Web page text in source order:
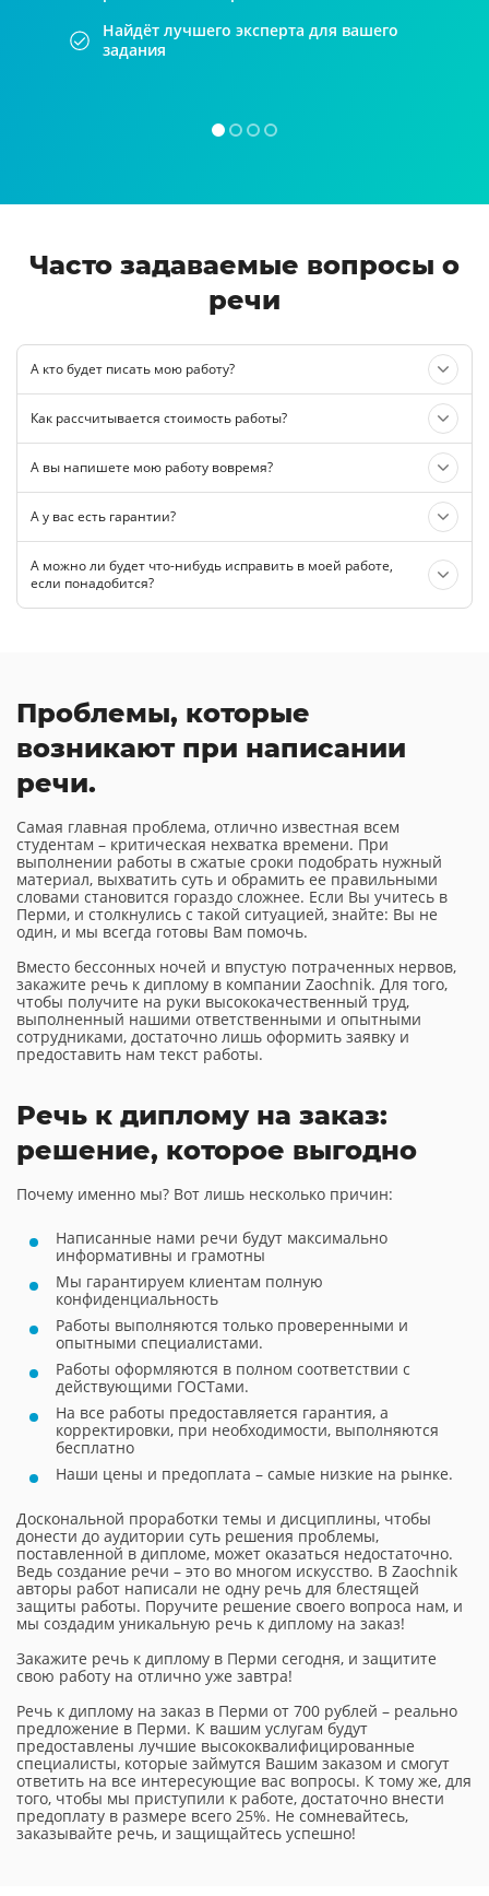
Найдёт лучшего эксперта для вашего
задания
Часто задаваемые вопросы о
речи
А кто будет писать мою работу?
Как рассчитывается стоимость работы?
А вы напишете мою работу вовремя?
А у вас есть гарантии?
А можно ли будет что-нибудь исправить в моей работе,
если понадобится?
Проблемы, которые
возникают при написании
речи.
Самая главная проблема, отлично известная всем
студентам – критическая нехватка времени. При
выполнении работы в сжатые сроки подобрать нужный
материал, выхватить суть и обрамить ее правильными
словами становится гораздо сложнее. Если Вы учитесь в
Перми, и столкнулись с такой ситуацией, знайте: Вы не
один, и мы всегда готовы Вам помочь.
Вместо бессонных ночей и впустую потраченных нервов,
закажите речь к диплому в компании Zaochnik. Для того,
чтобы получите на руки высококачественный труд,
выполненный нашими ответственными и опытными
сотрудниками, достаточно лишь оформить заявку и
предоставить нам текст работы.
Речь к диплому на заказ:
решение, которое выгодно
Почему именно мы? Вот лишь несколько причин:
Написанные нами речи будут максимально
информативны и грамотны
Мы гарантируем клиентам полную
конфиденциальность
Работы выполняются только проверенными и
опытными специалистами.
Работы оформляются в полном соответствии с
действующими ГОСТами.
На все работы предоставляется гарантия, а
корректировки, при необходимости, выполняются
бесплатно
Наши цены и предоплата – самые низкие на рынке.
Доскональной проработки темы и дисциплины, чтобы
донести до аудитории суть решения проблемы,
поставленной в дипломе, может оказаться недостаточно.
Ведь создание речи – это во многом искусство. В Zaochnik
авторы работ написали не одну речь для блестящей
защиты работы. Поручите решение своего вопроса нам, и
мы создадим уникальную речь к диплому на заказ!
Закажите речь к диплому в Перми сегодня, и защитите
свою работу на отлично уже завтра!
Речь к диплому на заказ в Перми от 700 рублей – реально
предложение в Перми. К вашим услугам будут
предоставлены лучшие высококвалифицированные
специалисты, которые займутся Вашим заказом и смогут
ответить на все интересующие вас вопросы. К тому же, для
того, чтобы мы приступили к работе, достаточно внести
предоплату в размере всего 25%. Не сомневайтесь,
заказывайте речь, и защищайтесь успешно!